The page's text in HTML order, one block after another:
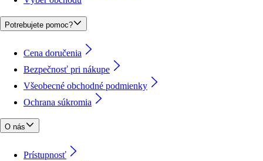
Potrebujete pomoc?
Cena doručenia
Bezpečnosť pri nákupe
Všeobecné obchodné podmienky
Ochrana súkromia
O nás
Prístupnosť